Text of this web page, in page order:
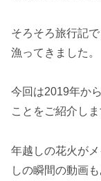
そろそろ旅行記
漁ってきました。
今回は2019年か
ことをご紹介しま
年越しの花火が
しの瞬間の動画